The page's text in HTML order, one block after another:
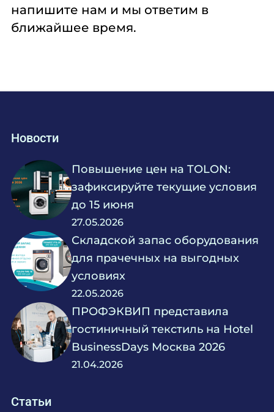
напишите нам и мы ответим в
ближайшее время.
Новости
Повышение цен на TOLON:
зафиксируйте текущие условия
до 15 июня
27.05.2026
Складской запас оборудования
для прачечных на выгодных
условиях
22.05.2026
ПРОФЭКВИП представила
гостиничный текстиль на Hotel
BusinessDays Москва 2026
21.04.2026
Статьи